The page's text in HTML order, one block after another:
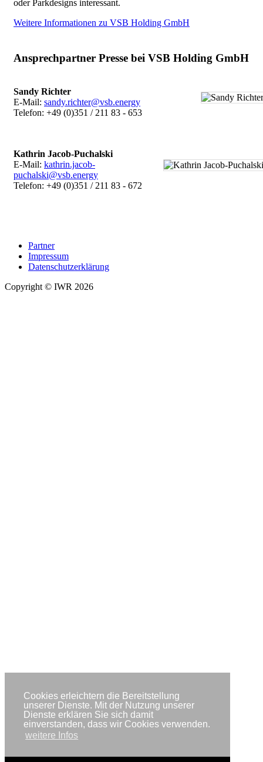
Cookies erleichtern die Bereitstellung
unserer Dienste. Mit der Nutzung unserer
Dienste erklären Sie sich damit
einverstanden, dass wir Cookies verwenden.
weitere Infos
oder Parkdesigns interessant.
Weitere Informationen zu VSB Holding GmbH
Ansprechpartner Presse bei VSB Holding GmbH
Sandy Richter
E-Mail: sandy.richter@vsb.energy
Telefon: +49 (0)351 / 211 83 - 653
Kathrin Jacob-Puchalski
E-Mail: kathrin.jacob-
puchalski@vsb.energy
Telefon: +49 (0)351 / 211 83 - 672
Partner
Impressum
Datenschutzerklärung
Copyright © IWR 2026